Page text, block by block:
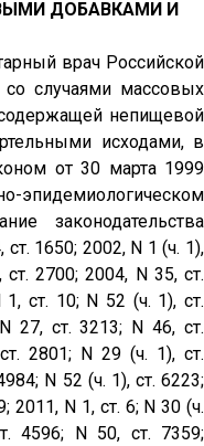
ДОБАВКАМИ И
врач Российской
случаями массовых
непищевой
исходами, в
от 30 марта 1999
законодательства
ст. 1650; 2002, N 1 (ч. 1),
ст. 2700; 2004, N 35, ст.
1, ст. 10; N 52 (ч. 1), ст.
N 27, ст. 3213; N 46, ст.
2801; N 29 (ч. 1), ст.
N 52 (ч. 1), ст. 6223;
2011, N 1, ст. 6; N 30 (ч.
4596;
N
50, ст. 7359;